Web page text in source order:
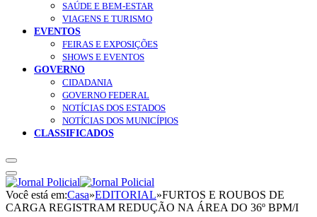
SAÚDE E BEM-ESTAR
VIAGENS E TURISMO
EVENTOS
FEIRAS E EXPOSIÇÕES
SHOWS E EVENTOS
GOVERNO
CIDADANIA
GOVERNO FEDERAL
NOTÍCIAS DOS ESTADOS
NOTÍCIAS DOS MUNICÍPIOS
CLASSIFICADOS
Você está em:Casa»EDITORIAL»FURTOS E ROUBOS DE
CARGA REGISTRAM REDUÇÃO NA ÁREA DO 36º BPM/I